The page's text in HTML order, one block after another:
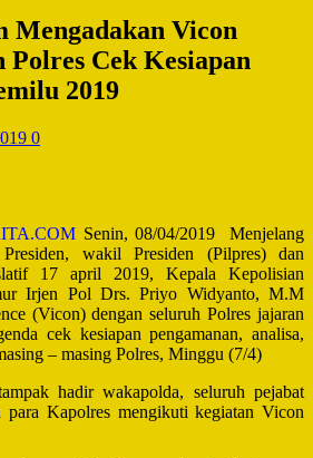
Vicon
Polres Cek Kesiapan
2019
0
Senin, 08/04/2019 Menjelang
Presiden, wakil Presiden (Pilpres) dan
17 april 2019, Kepala Kepolisian
Irjen Pol Drs. Priyo Widyanto, M.M
(Vicon) dengan seluruh Polres jajaran
cek kesiapan pengamanan, analisa,
– masing Polres, Minggu (7/4)
hadir wakapolda, seluruh pejabat
Kapolres mengikuti kegiatan Vicon